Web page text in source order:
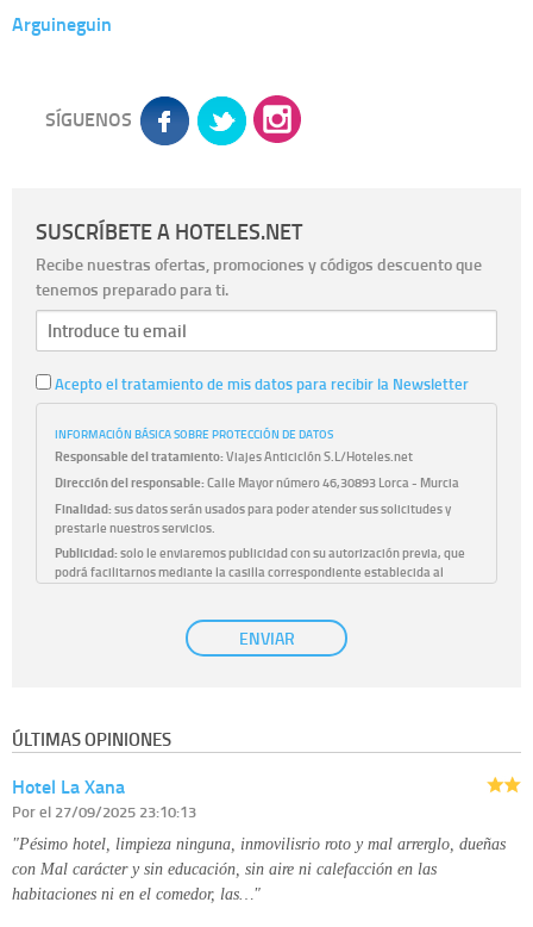
Arguineguin
SÍGUENOS
SUSCRÍBETE A HOTELES.NET
Recibe nuestras ofertas, promociones y códigos descuento que
tenemos preparado para ti.
Acepto el tratamiento de mis datos para recibir la Newsletter
INFORMACIÓN BÁSICA SOBRE PROTECCIÓN DE DATOS
Responsable del tratamiento:Viajes Anticiclón S.L/Hoteles.net
Dirección del responsable:Calle Mayor número 46,30893 Lorca - Murcia
Finalidad:sus datos serán usados para poder atender sus solicitudes y
prestarle nuestros servicios.
Publicidad:solo le enviaremos publicidad con su autorización previa, que
podrá facilitarnos mediante la casilla correspondiente establecida al
únicamente trataremos sus datos con su consentimiento
previo, que podrá facilitarnos mediante la casilla correspondiente
Derechos:tiene derecho a saber qué información tenemos sobre usted,
disponible en nuestra página web.
Información complementaria:
ENVIAR
ÚLTIMAS OPINIONES
Hotel La Xana
Porel 27/09/2025 23:10:13
"Pésimo hotel, limpieza ninguna, inmovilisrio roto y mal arrerglo, dueñas
con Mal carácter y sin educación, sin aire ni calefacción en las
habitaciones ni en el comedor, las…"